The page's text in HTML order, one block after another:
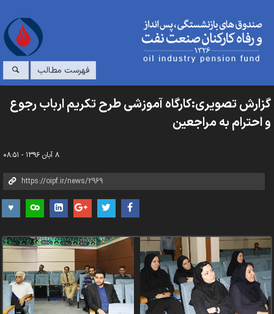
فهرست مطالب
گزارش تصویری:کارگاه آموزشی طرح تکریم ارباب رجوع
و احترام به مراجعین
۸ آبان ۱۳۹۶ - ۰۸:۵۱